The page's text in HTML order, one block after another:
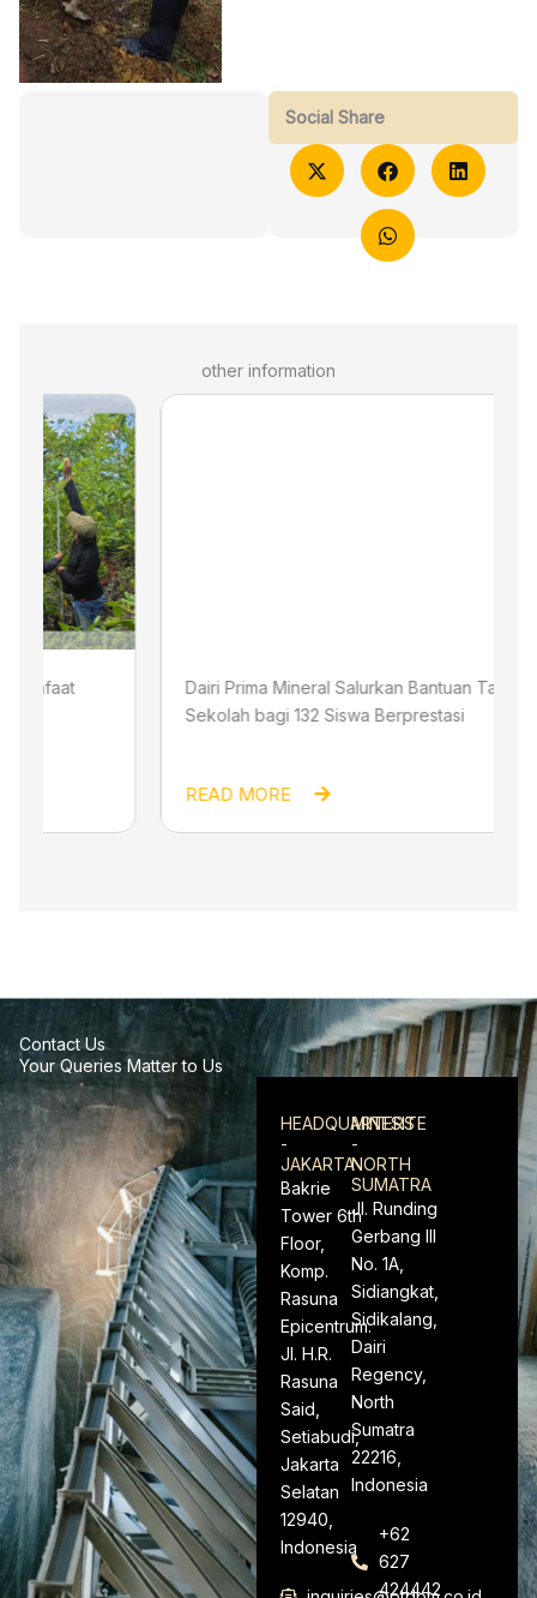
Social Share
other information
Dairi Prima Mineral Salurkan Bantuan Tas
Sekolah bagi 132 Siswa Berprestasi
Contact Us
Your Queries Matter to Us
HEADQUARTERS
-
JAKARTA
Bakrie
Tower 6th
Floor,
Komp.
Rasuna
Epicentrum.
Jl. H.R.
Rasuna
Said,
Setiabudi,
Jakarta
Selatan
12940,
Indonesia
MINESITE
-
NORTH
SUMATRA
Jl. Runding
Gerbang III
No. 1A,
Sidiangkat,
Sidikalang,
Dairi
Regency,
North
Sumatra
22216,
Indonesia
+62
627
424442